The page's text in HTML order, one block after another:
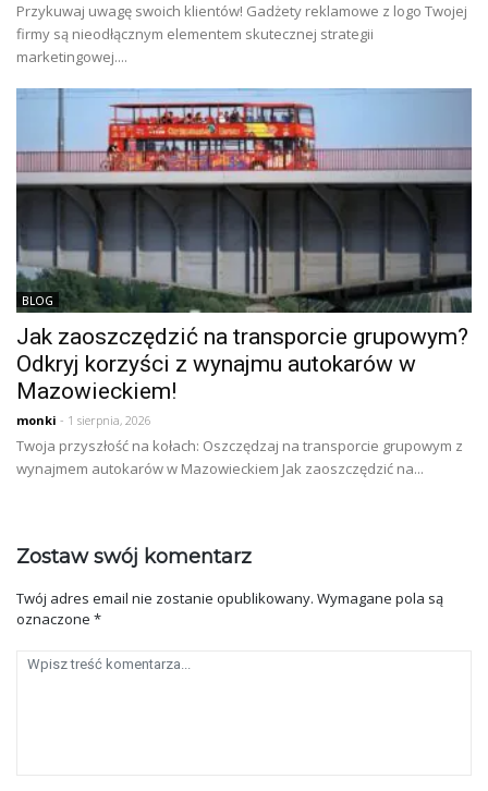
Przykuwaj uwagę swoich klientów! Gadżety reklamowe z logo Twojej
firmy są nieodłącznym elementem skutecznej strategii
marketingowej....
BLOG
Jak zaoszczędzić na transporcie grupowym?
Odkryj korzyści z wynajmu autokarów w
Mazowieckiem!
monki - 1 sierpnia, 2026
Twoja przyszłość na kołach: Oszczędzaj na transporcie grupowym z
wynajmem autokarów w Mazowieckiem Jak zaoszczędzić na...
Zostaw swój komentarz
Twój adres email nie zostanie opublikowany. Wymagane pola są
oznaczone *